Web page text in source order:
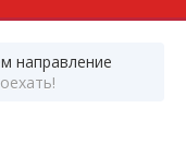
направление